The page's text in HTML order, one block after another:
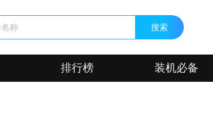
排行榜 装机必备